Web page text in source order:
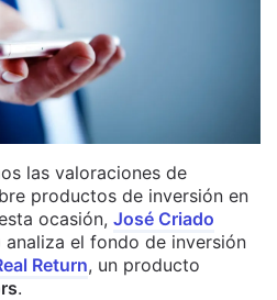
las valoraciones de
productos de inversión en
ocasión, José Criado
analiza el fondo de inversión
Return, un producto
.